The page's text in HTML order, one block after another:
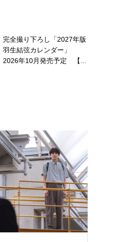
完全撮り下ろし「2027年版
羽生結弦カレンダー」
2026年10月発売予定 【...